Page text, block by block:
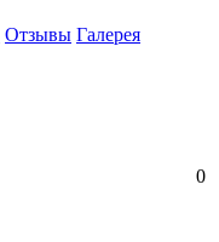
Отзывы Галерея
0